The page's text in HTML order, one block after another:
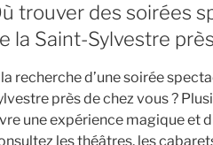
trouver des soirées
la Saint-Sylvestre
recherche d’une soirée
près de chez vous ?
une expérience magique et
les théâtres, les